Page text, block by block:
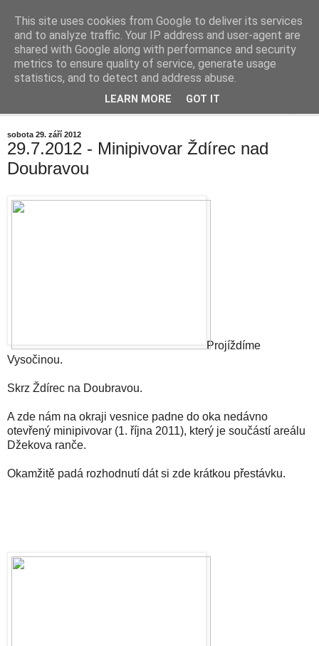
Cestičky blog
... okolo vesničky (aneb mrňavý Internetový deníček)
sobota 29. září 2012
29.7.2012 - Minipivovar Ždírec nad
Doubravou
Projíždíme
Vysočinou.
Skrz Ždírec na Doubravou.
A zde nám na okraji vesnice padne do oka nedávno
otevřený minipivovar (1. října 2011), který je součástí areálu
Džekova ranče.
Okamžitě padá rozhodnutí dát si zde krátkou přestávku.
This site uses cookies from Google to deliver its services
and to analyze traffic. Your IP address and user-agent are
shared with Google along with performance and security
metrics to ensure quality of service, generate usage
statistics, and to detect and address abuse.
LEARN MORE GOT IT